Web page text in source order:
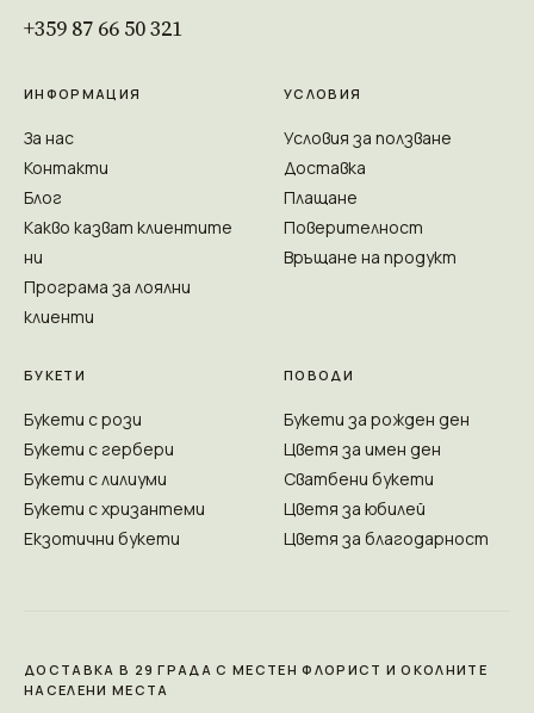
+359 87 66 50 321
ИНФОРМАЦИЯ
За нас
Контакти
Блог
Какво казват клиентите
ни
Програма за лоялни
клиенти
УСЛОВИЯ
Условия за ползване
Доставка
Плащане
Поверителност
Връщане на продукт
БУКЕТИ
Букети с рози
Букети с гербери
Букети с лилиуми
Букети с хризантеми
Екзотични букети
ПОВОДИ
Букети за рожден ден
Цветя за имен ден
Сватбени букети
Цветя за юбилей
Цветя за благодарност
ДОСТАВКА В 29 ГРАДА С МЕСТЕН ФЛОРИСТ И ОКОЛНИТЕ
НАСЕЛЕНИ МЕСТА